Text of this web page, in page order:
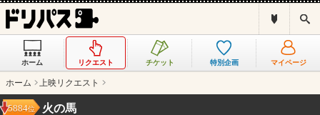
ス
ホーム リクエスト チケット 特別企画 マイページ
ホーム 上映リクエスト
火の馬
5884位